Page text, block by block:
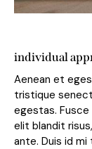
individual
Aenean et
tristique
egestas.
elit blandit
ante. Duis id